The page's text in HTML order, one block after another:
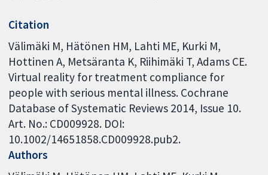
Citation
Välimäki M, Hätönen HM, Lahti ME, Kurki M,
Hottinen A, Metsäranta K, Riihimäki T, Adams CE.
Virtual reality for treatment compliance for
people with serious mental illness. Cochrane
Database of Systematic Reviews 2014, Issue 10.
Art. No.: CD009928. DOI:
10.1002/14651858.CD009928.pub2.
Authors